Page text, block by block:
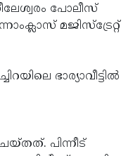
പോലീസ്
മജിസ്‌ട്രേറ്റ്
ഭാര്യാവീട്ടില്‍
പിന്നീട്